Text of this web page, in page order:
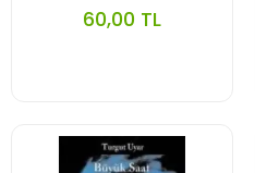
60,00 TL